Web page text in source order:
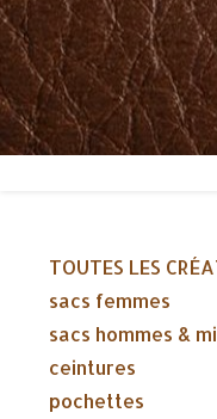
Skip
to
content
TOUTES LES
sacs femmes
sacs hommes &
ceintures
pochettes